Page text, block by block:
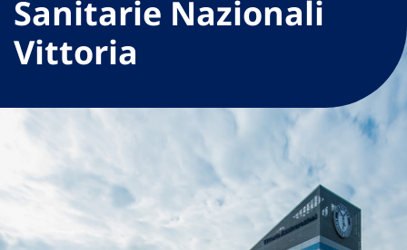
Sanitarie Nazionali
Vittoria